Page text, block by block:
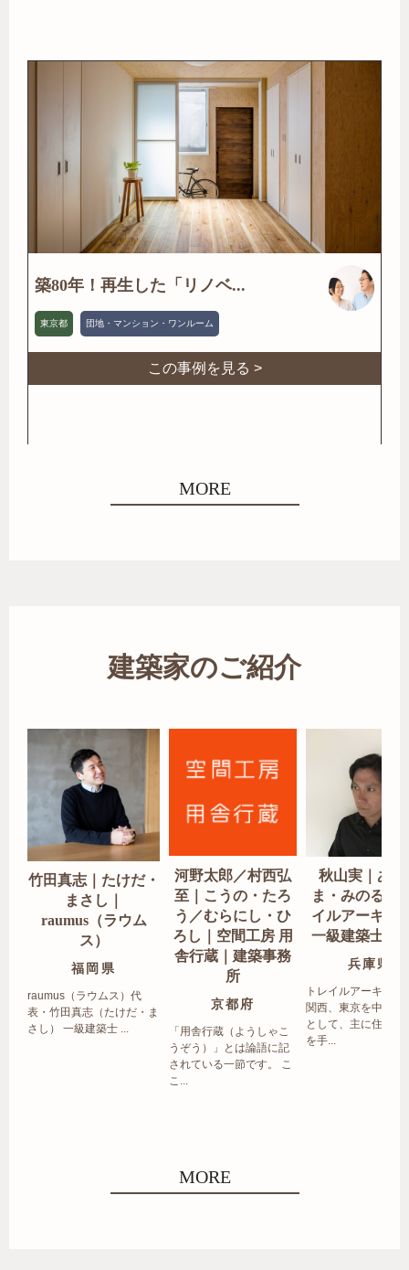
築80年！再生した「リノベ...
東京都 団地・マンション・ワンルーム
この事例を見る >
MORE
建築家のご紹介
竹田真志｜たけだ・
まさし｜
raumus（ラウム
ス）
福岡県
raumus（ラウムス）代
表・竹田真志（たけだ・ま
さし） 一級建築士 ...
河野太郎／村西弘
至｜こうの・たろ
う／むらにし・ひ
ろし｜空間工房 用
舎行蔵｜建築事務
所
京都府
「用舎行蔵（ようしゃこ
うぞう）」とは論語に記
されている一節です。 こ
こ...
秋山実｜あき
ま・みのる｜
イルアーキテ
一級建築士事
兵庫県
トレイルアーキテク
関西、東京を中心エ
として、主に住宅の
を手...
MORE